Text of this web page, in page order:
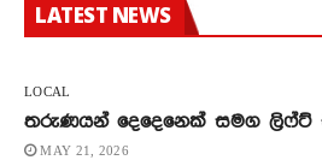
LATEST NEWS
LOCAL
තරුණයන් දෙදෙනෙක් සමග
MAY 21, 2026